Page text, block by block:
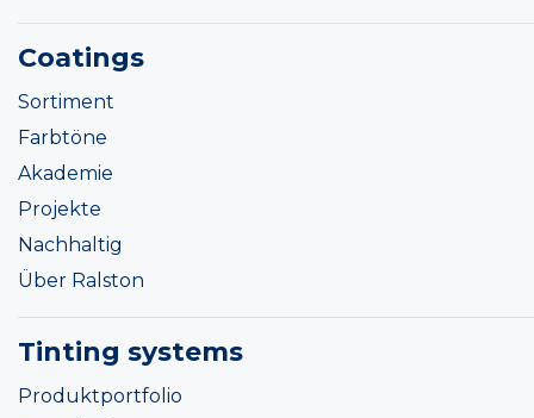
Coatings
Sortiment
Farbtöne
Akademie
Projekte
Nachhaltig
Über Ralston
Tinting systems
Produktportfolio